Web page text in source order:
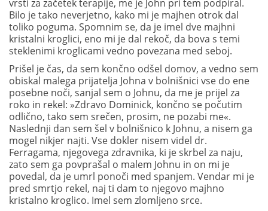
vrsti za začetek terapije, me je John pri tem podpiral.
Bilo je tako neverjetno, kako mi je majhen otrok dal
toliko poguma. Spomnim se, da je imel dve majhni
kristalni kroglici, eno mi je dal rekoč, da bova s temi
steklenimi kroglicami vedno povezana med seboj.
Prišel je čas, da sem končno odšel domov, a vedno sem
obiskal malega prijatelja Johna v bolnišnici vse do ene
posebne noči, sanjal sem o Johnu, da me je prijel za
roko in rekel: »Zdravo Dominick, končno se počutim
odlično, tako sem srečen, prosim, ne pozabi me«.
Naslednji dan sem šel v bolnišnico k Johnu, a nisem ga
mogel nikjer najti. Vse dokler nisem videl dr.
Ferragama, njegovega zdravnika, ki je skrbel za naju,
zato sem ga povprašal o malem Johnu in on mi je
povedal, da je umrl ponoči med spanjem. Vendar mi je
pred smrtjo rekel, naj ti dam to njegovo majhno
kristalno kroglico. Imel sem zlomljeno srce.